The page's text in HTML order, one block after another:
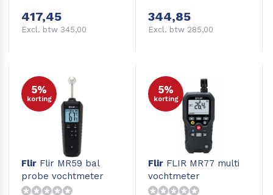
417,45
Excl. btw 345,00
344,85
Excl. btw 285,00
5%
korting
Flir Flir MR59 bal
probe vochtmeter
5%
korting
Flir FLIR MR77 multi
vochtmeter